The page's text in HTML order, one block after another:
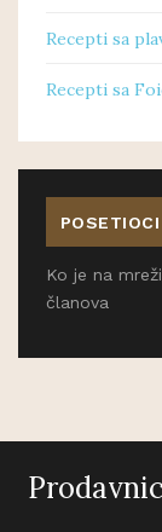
Recepti sa
Recepti sa
Ko je na
članova